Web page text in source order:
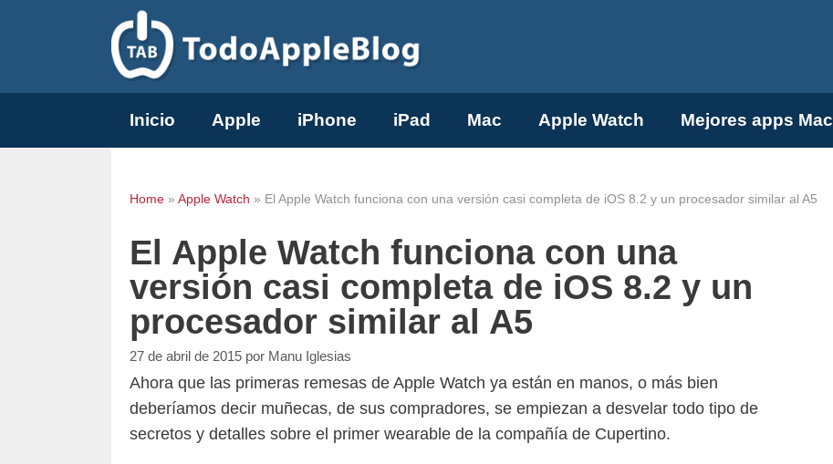
Inicio Apple iPhone iPad Mac Apple Watch Mejores apps Mac
Home » Apple Watch » El Apple Watch funciona con una versión casi completa de iOS 8.2 y un procesador similar al A5
El Apple Watch funciona con una
versión casi completa de iOS 8.2 y un
procesador similar al A5
27 de abril de 2015 por Manu Iglesias
Ahora que las primeras remesas de Apple Watch ya están en manos, o más bien
deberíamos decir muñecas, de sus compradores, se empiezan a desvelar todo tipo de
secretos y detalles sobre el primer wearable de la compañía de Cupertino.